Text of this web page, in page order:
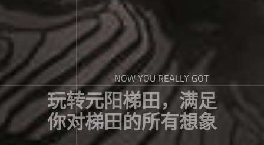
NOW YOU REALLY GOT
玩转元阳梯田，满足
你对梯田的所有想象